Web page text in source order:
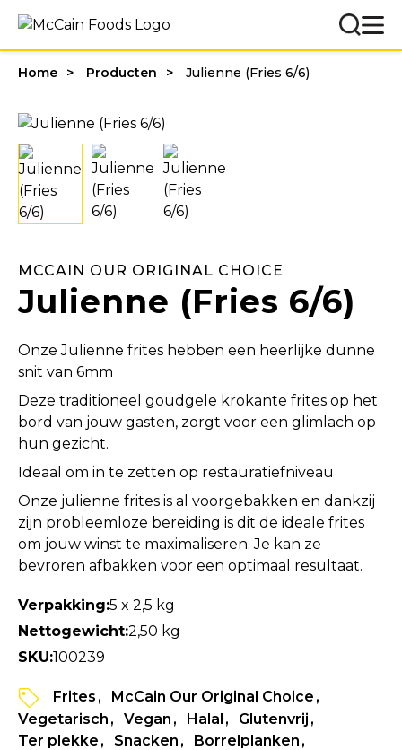
Home Producten Julienne (Fries 6/6)
MCCAIN OUR ORIGINAL CHOICE
Julienne (Fries 6/6)
Onze Julienne frites hebben een heerlijke dunne
snit van 6mm
Deze traditioneel goudgele krokante frites op het
bord van jouw gasten, zorgt voor een glimlach op
hun gezicht.
Ideaal om in te zetten op restauratiefniveau
Onze julienne frites is al voorgebakken en dankzij
zijn probleemloze bereiding is dit de ideale frites
om jouw winst te maximaliseren. Je kan ze
bevroren afbakken voor een optimaal resultaat.
Verpakking:5 x 2,5 kg
Nettogewicht:2,50 kg
SKU:100239
Frites
McCain Our Original Choice
Vegetarisch
Vegan Halal
Glutenvrij
Ter plekke
Snacken
Borrelplanken